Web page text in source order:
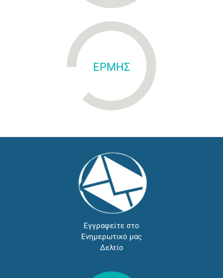
ΕΡΜΗΣ
Εγγραφείτε στο
Ενημερωτικό μας
Δελτίο